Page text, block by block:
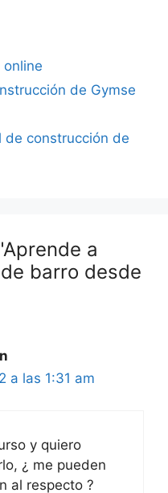
online
de Gymse
de construcción de
a
barro desde
a las 1:31 am
y quiero
¿ me pueden
al respecto ?